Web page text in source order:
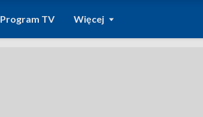
Program TV Więcej